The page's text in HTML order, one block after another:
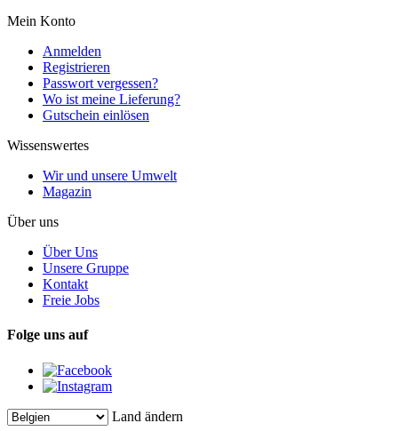
Mein Konto
Anmelden
Registrieren
Passwort vergessen?
Wo ist meine Lieferung?
Gutschein einlösen
Wissenswertes
Wir und unsere Umwelt
Magazin
Über uns
Über Uns
Unsere Gruppe
Kontakt
Freie Jobs
Folge uns auf
Land ändern